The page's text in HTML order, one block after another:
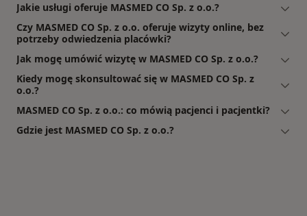
Jakie usługi oferuje MASMED CO Sp. z o.o.?
Czy MASMED CO Sp. z o.o. oferuje wizyty online, bez
potrzeby odwiedzenia placówki?
Jak mogę umówić wizytę w MASMED CO Sp. z o.o.?
Kiedy mogę skonsultować się w MASMED CO Sp. z
o.o.?
MASMED CO Sp. z o.o.: co mówią pacjenci i pacjentki?
Gdzie jest MASMED CO Sp. z o.o.?